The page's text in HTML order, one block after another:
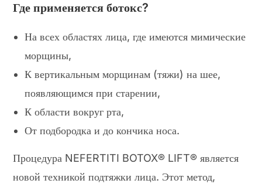
Где применяется ботокс?
На всех областях лица, где имеются мимические
морщины,
К вертикальным морщинам (тяжи) на шее,
появляющимся при старении,
К области вокруг рта,
От подбородка и до кончика носа.
Процедура NEFERTITI BOTOX® LIFT® является
новой техникой подтяжки лица. Этот метод,